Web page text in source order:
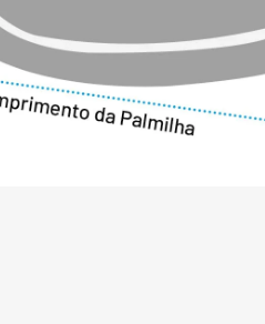
NESSE CALÇADO TEM CERTIFICAÇÃO
(LWG) é uma organização sem
e produtores de couro, pensando
no meio ambiente. Dessa forma,
e melhorias nos processos